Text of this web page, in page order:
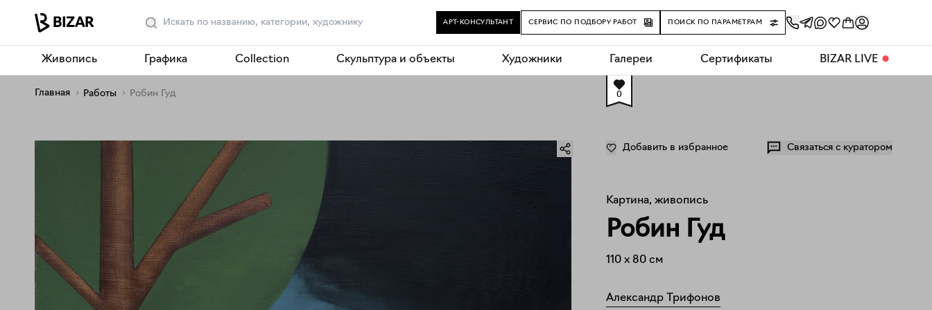
АРТ-КОНСУЛЬТАНТ СЕРВИС ПО ПОДБОРУ РАБОТ ПОИСК ПО ПАРАМЕТРАМ
Живопись Графика Collection Скульптура и объекты Художники Галереи Сертификаты BIZAR LIVE ⬤
Главная Работы Робин Гуд 0
Добавить в избранное Связаться с куратором
Картина, живопись
Робин Гуд
110 x 80 см
Александр Трифонов